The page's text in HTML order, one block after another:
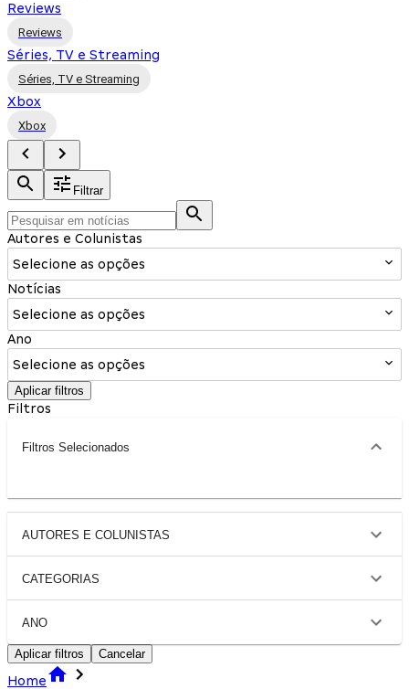
Reviews
Reviews
Séries, TV e Streaming
Séries, TV e Streaming
Xbox
Xbox
Filtrar
Autores e Colunistas
Selecione as opções
Notícias
Selecione as opções
Ano
Selecione as opções
Aplicar filtros
Filtros
Filtros Selecionados
AUTORES E COLUNISTAS
CATEGORIAS
ANO
Aplicar filtros Cancelar
Home